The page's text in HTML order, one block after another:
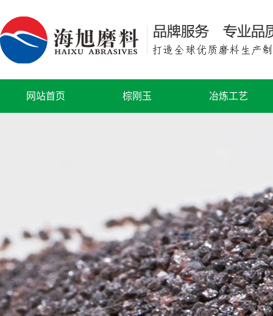
网站首页 棕刚玉 冶炼工艺